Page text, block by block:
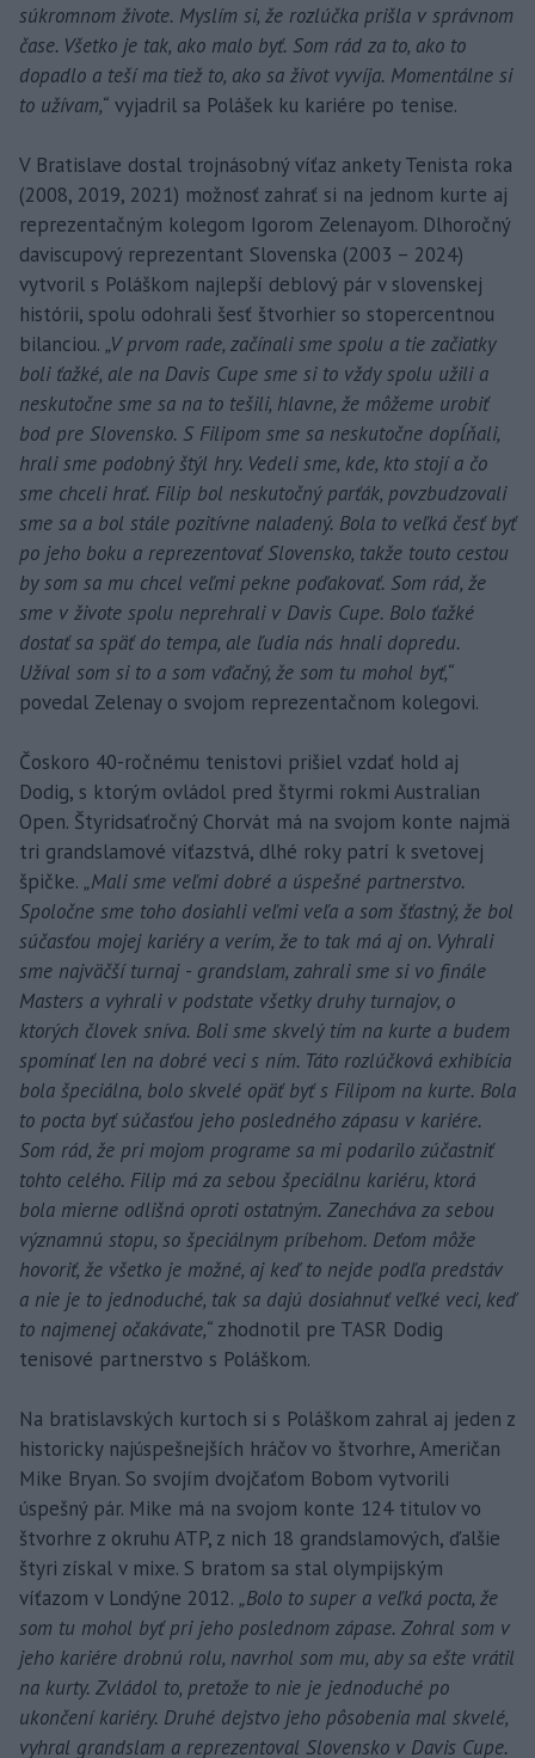
súkromnom živote. Myslím si, že rozlúčka prišla v správnom
čase. Všetko je tak, ako malo byť. Som rád za to, ako to
dopadlo a teší ma tiež to, ako sa život vyvíja. Momentálne si
to užívam,“ vyjadril sa Polášek ku kariére po tenise.
V Bratislave dostal trojnásobný víťaz ankety Tenista roka
(2008, 2019, 2021) možnosť zahrať si na jednom kurte aj
reprezentačným kolegom Igorom Zelenayom. Dlhoročný
daviscupový reprezentant Slovenska (2003 – 2024)
vytvoril s Poláškom najlepší deblový pár v slovenskej
histórii, spolu odohrali šesť štvorhier so stopercentnou
bilanciou. „V prvom rade, začínali sme spolu a tie začiatky
boli ťažké, ale na Davis Cupe sme si to vždy spolu užili a
neskutočne sme sa na to tešili, hlavne, že môžeme urobiť
bod pre Slovensko. S Filipom sme sa neskutočne dopĺňali,
hrali sme podobný štýl hry. Vedeli sme, kde, kto stojí a čo
sme chceli hrať. Filip bol neskutočný parťák, povzbudzovali
sme sa a bol stále pozitívne naladený. Bola to veľká česť byť
po jeho boku a reprezentovať Slovensko, takže touto cestou
by som sa mu chcel veľmi pekne poďakovať. Som rád, že
sme v živote spolu neprehrali v Davis Cupe. Bolo ťažké
dostať sa späť do tempa, ale ľudia nás hnali dopredu.
Užíval som si to a som vďačný, že som tu mohol byť,“
povedal Zelenay o svojom reprezentačnom kolegovi.
Čoskoro 40-ročnému tenistovi prišiel vzdať hold aj
Dodig, s ktorým ovládol pred štyrmi rokmi Australian
Open. Štyridsaťročný Chorvát má na svojom konte najmä
tri grandslamové víťazstvá, dlhé roky patrí k svetovej
špičke. „Mali sme veľmi dobré a úspešné partnerstvo.
Spoločne sme toho dosiahli veľmi veľa a som šťastný, že bol
súčasťou mojej kariéry a verím, že to tak má aj on. Vyhrali
sme najväčší turnaj - grandslam, zahrali sme si vo finále
Masters a vyhrali v podstate všetky druhy turnajov, o
ktorých človek sníva. Boli sme skvelý tím na kurte a budem
spomínať len na dobré veci s ním. Táto rozlúčková exhibícia
bola špeciálna, bolo skvelé opäť byť s Filipom na kurte. Bola
to pocta byť súčasťou jeho posledného zápasu v kariére.
Som rád, že pri mojom programe sa mi podarilo zúčastniť
tohto celého. Filip má za sebou špeciálnu kariéru, ktorá
bola mierne odlišná oproti ostatným. Zanecháva za sebou
významnú stopu, so špeciálnym príbehom. Deťom môže
hovoriť, že všetko je možné, aj keď to nejde podľa predstáv
a nie je to jednoduché, tak sa dajú dosiahnuť veľké veci, keď
to najmenej očakávate,“ zhodnotil pre TASR Dodig
tenisové partnerstvo s Poláškom.
Na bratislavských kurtoch si s Poláškom zahral aj jeden z
historicky najúspešnejších hráčov vo štvorhre, Američan
Mike Bryan. So svojím dvojčaťom Bobom vytvorili
úspešný pár. Mike má na svojom konte 124 titulov vo
štvorhre z okruhu ATP, z nich 18 grandslamových, ďalšie
štyri získal v mixe. S bratom sa stal olympijským
víťazom v Londýne 2012. „Bolo to super a veľká pocta, že
som tu mohol byť pri jeho poslednom zápase. Zohral som v
jeho kariére drobnú rolu, navrhol som mu, aby sa ešte vrátil
na kurty. Zvládol to, pretože to nie je jednoduché po
ukončení kariéry. Druhé dejstvo jeho pôsobenia mal skvelé,
vyhral grandslam a reprezentoval Slovensko v Davis Cupe.